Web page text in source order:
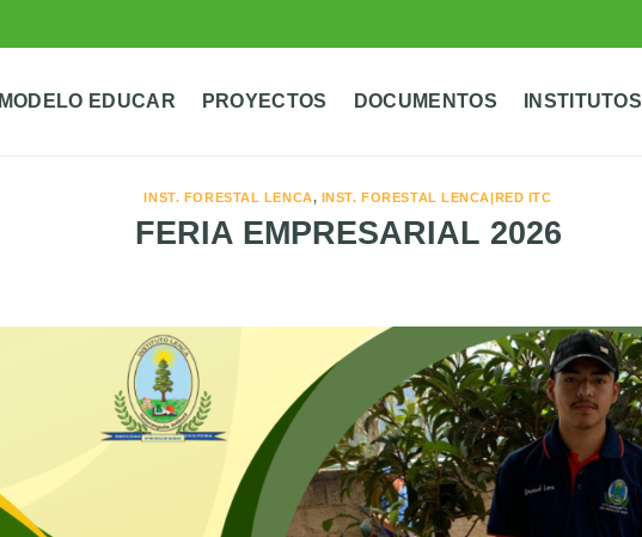
MODELO EDUCAR PROYECTOS DOCUMENTOS INSTITUTOS
INST. FORESTAL LENCA, INST. FORESTAL LENCA|RED ITC
FERIA EMPRESARIAL 2026